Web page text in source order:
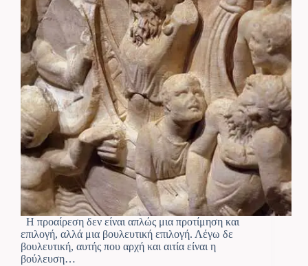
Η προαίρεση δεν είναι απλώς μια προτίμηση και
επιλογή, αλλά μια βουλευτική επιλογή. Λέγω δε
βουλευτική, αυτής που αρχή και αιτία είναι η
βούλευση…